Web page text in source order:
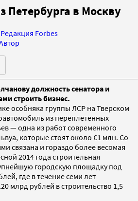
Петербурга в Москву
Редакция Forbes
должность сенатора и
строить бизнес.
особняка группы ЛСР на Тверском
из переплетенных
— одна из работ современного
которые стоят около €1 млн. Со
связана и гораздо более весомая
2014 года строительная
городскую площадку под
где в течение семи лет
млрд рублей в строительство 1,5